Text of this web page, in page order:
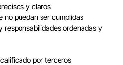
y claros
no puedan ser cumplidas
responsabilidades ordenadas y
por terceros